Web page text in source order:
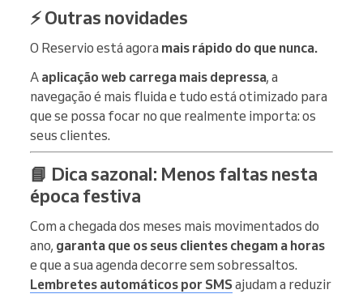
⚡ Outras novidades
O Reservio está agora mais rápido do que nunca.
A aplicação web carrega mais depressa, a
navegação é mais fluida e tudo está otimizado para
que se possa focar no que realmente importa: os
seus clientes.
📘 Dica sazonal: Menos faltas nesta
época festiva
Com a chegada dos meses mais movimentados do
ano, garanta que os seus clientes chegam a horas
e que a sua agenda decorre sem sobressaltos.
Lembretes automáticos por SMSajudam a reduzir